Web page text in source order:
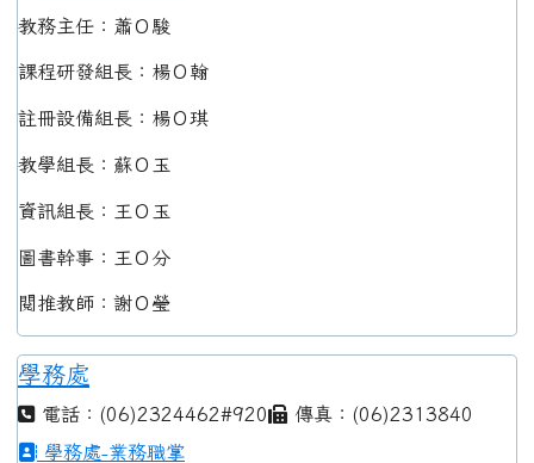
教務主任：蕭Ｏ駿
課程研發組長：楊Ｏ翰
註冊設備組長：楊Ｏ琪
教學組長：蘇Ｏ玉
資訊組長：王Ｏ玉
圖書幹事：王Ｏ分
閱推教師：謝Ｏ瑩
學務處
電話：(06)2324462#920
傳真：(06)2313840
學務處-業務職掌